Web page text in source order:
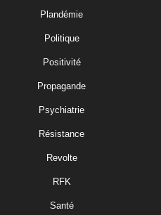
Plandémie
Politique
Positivité
Propagande
Psychiatrie
Résistance
Revolte
RFK
Santé